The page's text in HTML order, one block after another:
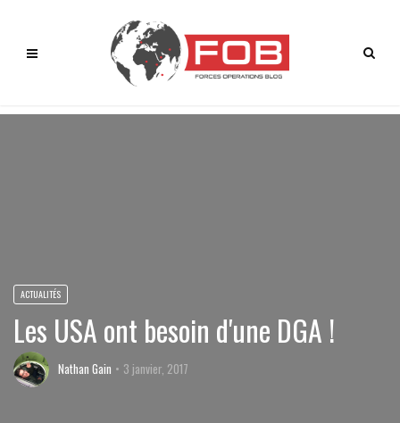
ACTUALITÉS
Les USA ont besoin d'une DGA !
Nathan Gain 3 janvier, 2017